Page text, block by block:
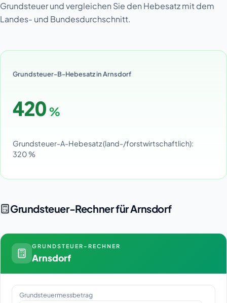
Grundsteuer und vergleichen Sie den Hebesatz mit dem
Landes- und Bundesdurchschnitt.
Grundsteuer-B-Hebesatz in Arnsdorf
420 %
Grundsteuer-A-Hebesatz (land-/forstwirtschaftlich):
320 %
Grundsteuer-Rechner für Arnsdorf
GRUNDSTEUER-RECHNER
Arnsdorf
Grundsteuermessbetrag